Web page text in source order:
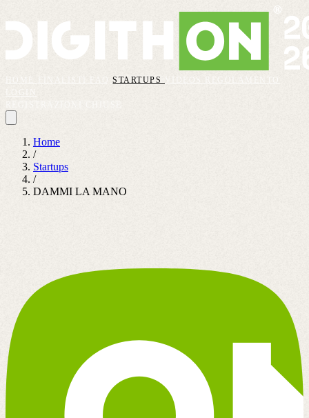
FAQSTARTUPS VIDEOS
REGOLAMENTO
Home
/
Startups
/
DAMMI LA MANO